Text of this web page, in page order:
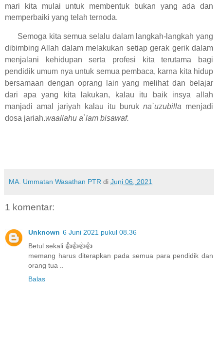
mari kita mulai untuk membentuk bukan yang ada dan
memperbaiki yang telah ternoda.
Semoga kita semua selalu dalam langkah-langkah yang
dibimbing Allah dalam melakukan setiap gerak gerik dalam
menjalani kehidupan serta profesi kita terutama bagi
pendidik umum nya untuk semua pembaca, karna kita hidup
bersamaan dengan oprang lain yang melihat dan belajar
dari apa yang kita lakukan, kalau itu baik insya allah
manjadi amal jariyah kalau itu buruk na`uzubilla menjadi
dosa jariah.waallahu a`lam bisawaf.
MA. Ummatan Wasathan PTR di Juni 06, 2021
1 komentar:
Unknown 6 Juni 2021 pukul 08.36
Betul sekali 👍👍👍👍
memang harus diterapkan pada semua para pendidik dan
orang tua ..
Balas